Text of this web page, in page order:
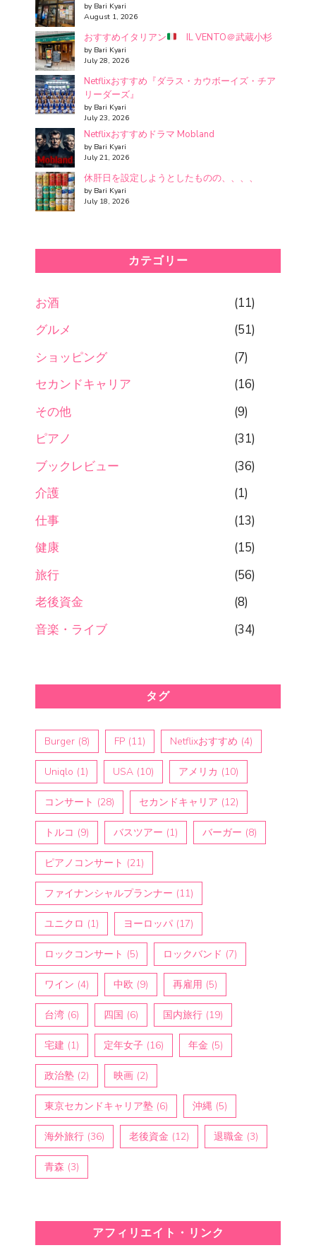
by Bari Kyari
August 1, 2026
おすすめイタリアン IL VENTO＠武蔵小杉
by Bari Kyari
July 28, 2026
Netflixおすすめ『ダラス・カウボーイズ・チア
リーダーズ』
by Bari Kyari
July 23, 2026
Netflixおすすめドラマ Mobland
by Bari Kyari
July 21, 2026
休肝日を設定しようとしたものの、、、、
by Bari Kyari
July 18, 2026
カテゴリー
お酒
(11)
グルメ
(51)
ショッピング
(7)
セカンドキャリア
(16)
その他
(9)
ピアノ
(31)
ブックレビュー
(36)
介護
(1)
仕事
(13)
健康
(15)
旅行
(56)
老後資金
(8)
音楽・ライブ
(34)
タグ
Burger (8) FP (11) Netflixおすすめ (4)
Uniqlo (1) USA (10) アメリカ (10)
コンサート (28) セカンドキャリア (12)
トルコ (9) バスツアー (1) バーガー (8)
ピアノコンサート (21)
ファイナンシャルプランナー (11)
ユニクロ (1) ヨーロッパ (17)
ロックコンサート (5) ロックバンド (7)
ワイン (4) 中欧 (9) 再雇用 (5)
台湾 (6) 四国 (6) 国内旅行 (19)
宅建 (1) 定年女子 (16) 年金 (5)
政治塾 (2) 映画 (2)
東京セカンドキャリア塾 (6) 沖縄 (5)
海外旅行 (36) 老後資金 (12) 退職金 (3)
青森 (3)
アフィリエイト・リンク